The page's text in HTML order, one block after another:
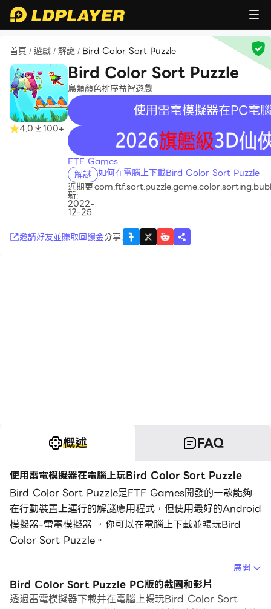
首頁 / 遊戲 / 解謎 / Bird Color Sort Puzzle
4.0 100+
Bird Color Sort Puzzle
鳥類顏色排序益智遊戲
使用雷電模擬器在PC電
recommend
FTF Games
解謎 如何在電腦上下載Bird Color Sort Puzzle
近期更
新:
2022-
12-25
邀請好友並賺取回饋金分享:
概述 FAQ
使用雷電模擬器在電腦上玩Bird Color Sort Puzzle
Bird Color Sort Puzzle是FTF Games開發的一款能夠
在行動裝置上運行的解謎應用程式，但使用最好的Android
模擬器-雷電模擬器 ，你可以在電腦上下載並暢玩Bird
Color Sort Puzzle。
在電腦上運行Bird Color Sort Puzzle，您可以在大螢幕
上清晰地瀏覽, 而用滑鼠和鍵盤操控應用程式比用觸摸屏鍵
盤要快得多，同時你將永遠不必擔心設備的電量問題。
展開
Bird Color Sort Puzzle PC版的截圖和影片
透過雷電模擬器下載并在電腦上暢玩Bird Color Sort